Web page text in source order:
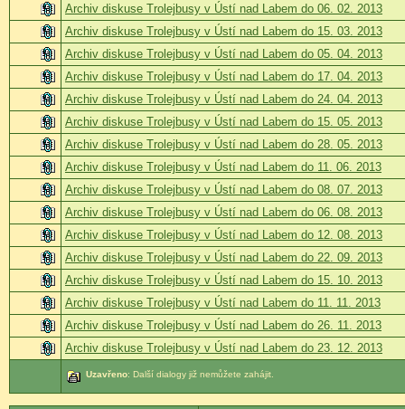
Archiv diskuse Trolejbusy v Ústí nad Labem do 06. 02. 2013
Archiv diskuse Trolejbusy v Ústí nad Labem do 15. 03. 2013
Archiv diskuse Trolejbusy v Ústí nad Labem do 05. 04. 2013
Archiv diskuse Trolejbusy v Ústí nad Labem do 17. 04. 2013
Archiv diskuse Trolejbusy v Ústí nad Labem do 24. 04. 2013
Archiv diskuse Trolejbusy v Ústí nad Labem do 15. 05. 2013
Archiv diskuse Trolejbusy v Ústí nad Labem do 28. 05. 2013
Archiv diskuse Trolejbusy v Ústí nad Labem do 11. 06. 2013
Archiv diskuse Trolejbusy v Ústí nad Labem do 08. 07. 2013
Archiv diskuse Trolejbusy v Ústí nad Labem do 06. 08. 2013
Archiv diskuse Trolejbusy v Ústí nad Labem do 12. 08. 2013
Archiv diskuse Trolejbusy v Ústí nad Labem do 22. 09. 2013
Archiv diskuse Trolejbusy v Ústí nad Labem do 15. 10. 2013
Archiv diskuse Trolejbusy v Ústí nad Labem do 11. 11. 2013
Archiv diskuse Trolejbusy v Ústí nad Labem do 26. 11. 2013
Archiv diskuse Trolejbusy v Ústí nad Labem do 23. 12. 2013
Uzavřeno: Další dialogy již nemůžete zahájit.